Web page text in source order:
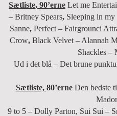
Sætliste, 90’erne Let me
– Britney Spears, Sleeping in my
Sanne, Perfect – Fairgrounci
Crow, Black Velvet – Alannah
Shackles –
Ud i det blå – Det brune
Sætliste, 80’erne Den bedste
9 to 5 – Dolly Parton, Sui Sui –